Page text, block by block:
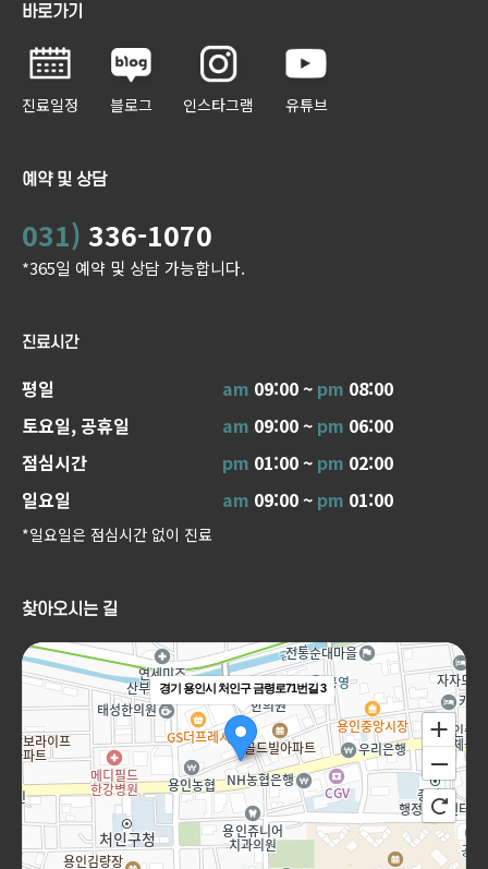
바로가기
진료일정 블로그 인스타그램 유튜브
예약 및 상담
031) 336-1070
*365일 예약 및 상담 가능합니다.
진료시간
평일 am 09:00 ~ pm 08:00
토요일, 공휴일
am 09:00 ~ pm 06:00
점심시간
pm 01:00 ~ pm 02:00
일요일
am 09:00 ~ pm 01:00
*일요일은 점심시간 없이 진료
찾아오시는 길
경기 용인시 처인구 금령로71번길 3